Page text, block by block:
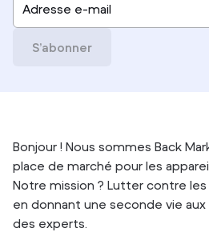
Adresse e-mail
S’abonner
Bonjour ! Nous sommes Back
place de marché pour les
Notre mission ? Lutter contre
en donnant une seconde vie
des experts.